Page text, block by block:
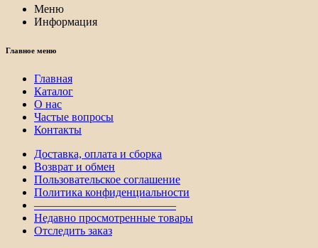
Меню
Информация
Главное меню
Главная
Каталог
О нас
Частые вопросы
Контакты
Доставка, оплата и сборка
Возврат и обмен
Пользовательское соглашение
Политика конфиденциальности
————————————–
Недавно просмотренные товары
Отследить заказ